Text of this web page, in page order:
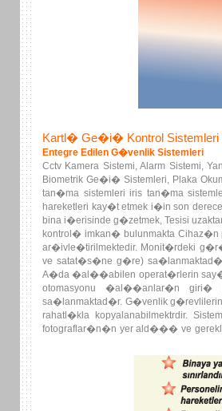
Kartl� Ge�i� Kontrol Sistemleri
Entegre Edilen G�venlik Sistemleri
Cctv Kamera Sistemi, Alarm Sistemi,
Biometrik Ge�i� Sistemleri, Plaka
tan�ma sistemleri iris tan�ma
hareketleri kay�t etmek i�in son
bina i�erisinde g�zetmek, Tesisi
kontrol� imkan� bulunmakta
ar�ivle�tirilmektedir. Monit�rdeki
ve satat�s�ne g�re)
A�da �al��abilen operat�rlerin
otomasyonu �al��anlar�n giri�
sa�lanmaktad�r. G�venlik
rahatl�kla kopyalanabilmektrdir.
fotograflar�n�n yer ald��� ve gerekli
ileti�im sa�lamaktad�r.